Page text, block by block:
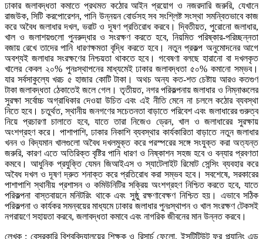
ঢাকার জলাবদ্ধতা কমাতে প্রথমত কঠোর আইন প্রয়োগ ও নজরদারি জরুরি, যেখানে
রাজউক, সিটি করপোরেশন, পানি উন্নয়ন বোর্ডসহ সব সংশ্লিষ্ট সংস্থা সমন্বিতভাবে কাজ
করে অবৈধ জলাধার দখল, ভরাট ও দূষণ প্রতিরোধ করবে। দ্বিতীয়ত, পুরোনো জলাধার,
খাল ও জলাশয়গুলো পুনরুদ্ধার ও সংরক্ষণ করতে হবে, নিয়মিত পরিষ্কার-পরিচ্ছন্নতা
বজায় রেখে তাদের পানি ধারণক্ষমতা বৃদ্ধি করতে হবে। নতুন প্রকল্প অনুমোদনের আগে
অবশ্যই জলাধার সংরক্ষণের নিশ্চয়তা থাকতে হবে। গবেষণা বলছে হারানো বা দখলকৃত
খালের কেবল ২০% পুনঃস্থাপনের মাধ্যমেই ঢাকার জলাবদ্ধতা ৫০% কমানো সম্ভব।
যার সর্বসাকুল্যে খরচ ৫ হাজার কোটি টাকা। অথচ অন্য কত-শত চেষ্টায় আরও কতগুণ
টাকা জলাবদ্ধতা ঠেকাতেই জলে গেল। তৃতীয়ত, নগর পরিকল্পনায় জলাধার ও নিম্নাঞ্চলের
সুরক্ষা সর্বোচ্চ অগ্রাধিকার দেওয়া উচিত এবং এই নীতি মেনে না চললে কঠোর ব্যবস্থা
নিতে হবে। চতুর্থত, স্থানীয় জনগণের সচেতনতা বাড়াতে পরিবেশ এবং জলাধারের গুরুত্ব
নিয়ে প্রচারণা চালাতে হবে, যাতে তারা নিজেও ড্রেন, খাল ও জলাধারের সুরক্ষায়
অংশগ্রহণ করে। পাশাপাশি, ঢাকার নিকাশি ব্যবস্থার কার্যকারিতা বাড়াতে নতুন জলাধার
খনন ও বিদ্যমান খালগুলো অবৈধ দখলমুক্ত করে পরস্পরের সঙ্গে সংযুক্ত করা অত্যন্ত
জরুরি, কারণ এতে অতিরিক্ত বৃষ্টির পানি ধারণ ও নিষ্কাশন সহজ হবে ও বন্যার প্রবণতা
কমবে। আধুনিক প্রযুক্তি যেমন জিআইএস ও স্যাটেলাইট রিমোট সেন্সিং ব্যবহার করে
অবৈধ দখল ও দূষণ দ্রুত শনাক্ত করে প্রতিরোধ করা সম্ভব হবে। সবশেষে, সরকারের
পাশাপাশি স্থানীয় প্রশাসন ও কমিউনিটির সক্রিয় অংশগ্রহণ নিশ্চিত করতে হবে, যাতে
পরিকল্পনা বাস্তবায়নে মনিটরিং থাকে এবং সুষ্ঠু রক্ষণাবেক্ষণ নিশ্চিত হয়। এভাবে সঠিক
পরিকল্পনা ও কার্যকর সমন্বয়ের মাধ্যমে ঢাকার জলাধার পুনঃস্থাপন ও খাল সংরক্ষণ টেকসই
নগরায়ণে সহায়তা করবে, জলাবদ্ধতা কমাবে এবং নাগরিক জীবনের মান উন্নত করবে।
লেখক : বেসরকারি বিশ্ববিদ্যালয়ের শিক্ষক ও রিসার্চ ফেলো, ইন্সটিটিউট ফর প্ল্যানিং এন্ড